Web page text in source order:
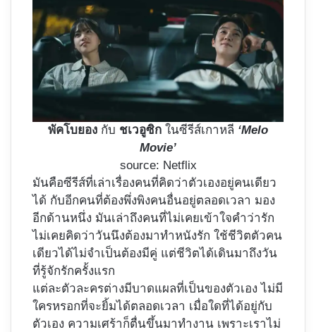
พัคโบยอง กับ ชเวอูซิก ในซีรีส์เกาหลี ‘Melo
Movie’
source: Netflix
มันคือซีรีส์ที่เล่าเรื่องคนที่คิดว่าตัวเองอยู่คนเดียว
ได้ กับอีกคนที่ต้องพึ่งพิงคนอื่นอยู่ตลอดเวลา มอง
อีกด้านหนึ่ง มันเล่าถึงคนที่ไม่เคยเข้าใจคำว่ารัก
ไม่เคยคิดว่าวันนึงต้องมาทำหนังรัก ใช้ชีวิตตัวคน
เดียวได้ไม่จำเป็นต้องมีคู่ แต่ชีวิตได้เดินมาถึงวัน
ที่รู้จักรักครั้งแรก
แต่ละตัวละครต่างมีบาดแผลที่เป็นของตัวเอง ไม่มี
ใครหรอกที่จะยิ้มได้ตลอดเวลา เมื่อใดที่ได้อยู่กับ
ตัวเอง ความเศร้าก็ตื่นขึ้นมาทำงาน เพราะเราไม่